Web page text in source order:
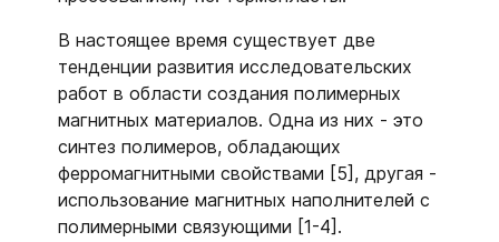
В настоящее время существует две
тенденции развития исследовательских
работ в области создания полимерных
магнитных материалов. Одна из них - это
синтез полимеров, обладающих
ферромагнитными свойствами [5], другая -
использование магнитных наполнителей с
полимерными связующими [1-4].